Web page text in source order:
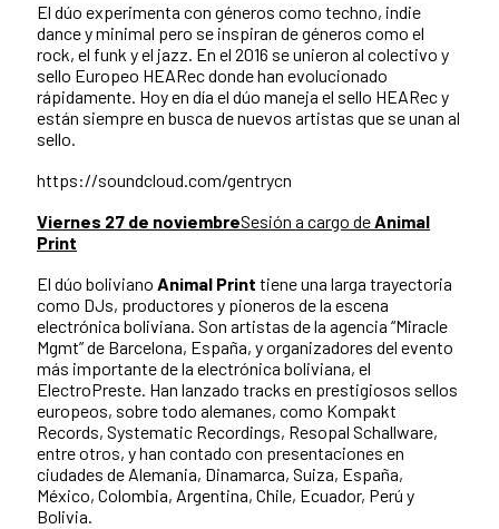
El dúo experimenta con géneros como techno, indie
dance y minimal pero se inspiran de géneros como el
rock, el funk y el jazz. En el 2016 se unieron al colectivo y
sello Europeo HEARec donde han evolucionado
rápidamente. Hoy en día el dúo maneja el sello HEARec y
están siempre en busca de nuevos artistas que se unan al
sello.
https://soundcloud.com/gentrycn
Viernes 27 de noviembreSesión a cargo deAnimal
Print
El dúo boliviano Animal Print tiene una larga trayectoria
como DJs, productores y pioneros de la escena
electrónica boliviana. Son artistas de la agencia “Miracle
Mgmt” de Barcelona, España, y organizadores del evento
más importante de la electrónica boliviana, el
ElectroPreste. Han lanzado tracks en prestigiosos sellos
europeos, sobre todo alemanes, como Kompakt
Records, Systematic Recordings, Resopal Schallware,
entre otros, y han contado con presentaciones en
ciudades de Alemania, Dinamarca, Suiza, España,
México, Colombia, Argentina, Chile, Ecuador, Perú y
Bolivia.